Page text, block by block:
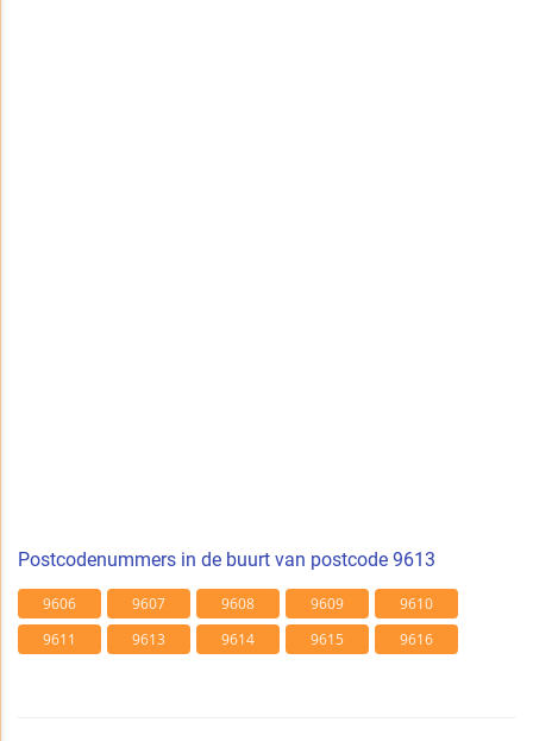
Postcodenummers in de buurt van postcode 9613
9606 9607 9608 9609
9610
9611
9613 9614 9615 9616